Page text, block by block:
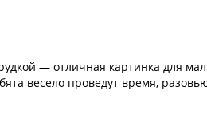
— отличная картинка для
весело проведут время,